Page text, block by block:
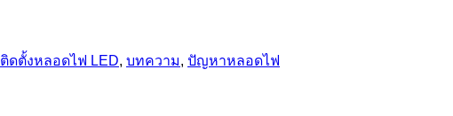
ติดตั้งหลอดไฟ LED, บทความ, ปัญหาหลอดไฟ